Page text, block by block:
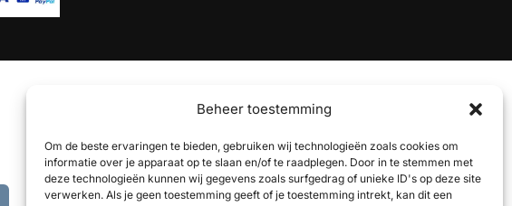
Beheer toestemming
Om de beste ervaringen te bieden, gebruiken wij technologieën zoals cookies om
informatie over je apparaat op te slaan en/of te raadplegen. Door in te stemmen met
deze technologieën kunnen wij gegevens zoals surfgedrag of unieke ID's op deze site
verwerken. Als je geen toestemming geeft of je toestemming intrekt, kan dit een